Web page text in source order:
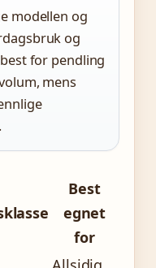
modellen og
og
for pendling
mens
Best
egnet
for